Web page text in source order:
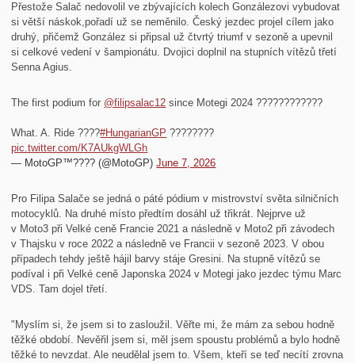
Přestože Salač nedovolil ve zbývajících kolech Gonzálezovi vybudovat
si větší náskok,pořadí už se neměnilo. Český jezdec projel cílem jako
druhý, přičemž González si připsal už čtvrtý triumf v sezoně a upevnil
si celkové vedení v šampionátu. Dvojici doplnil na stupních vítězů třetí
Senna Agius.
The first podium for @filipsalac12 since Motegi 2024 ????????????
What. A. Ride ????#HungarianGP ????????
pic.twitter.com/K7AUkgWLGh
— MotoGP™???? (@MotoGP)June 7, 2026
Pro Filipa Salače se jedná o páté pódium v mistrovství světa silničních
motocyklů. Na druhé místo předtím dosáhl už třikrát. Nejprve už
v Moto3 při Velké ceně Francie 2021 a následně v Moto2 při závodech
v Thajsku v roce 2022 a následně ve Francii v sezoně 2023. V obou
případech tehdy ještě hájil barvy stáje Gresini. Na stupně vítězů se
podíval i při Velké ceně Japonska 2024 v Motegi jako jezdec týmu Marc
VDS. Tam dojel třetí.
"Myslím si, že jsem si to zasloužil. Věřte mi, že mám za sebou hodně
těžké období. Nevěřil jsem si, měl jsem spoustu problémů a bylo hodně
těžké to nevzdat. Ale neudělal jsem to. Všem, kteří se teď necítí zrovna